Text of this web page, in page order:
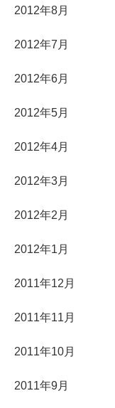
2012年8月
2012年7月
2012年6月
2012年5月
2012年4月
2012年3月
2012年2月
2012年1月
2011年12月
2011年11月
2011年10月
2011年9月